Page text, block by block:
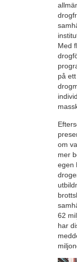
Med
på
om
mer
egen
62
har